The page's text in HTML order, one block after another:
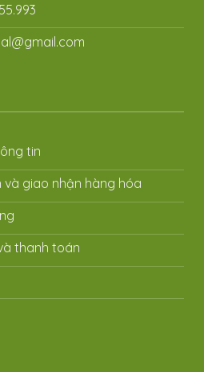
tin
và giao nhận hàng hóa
thanh toán